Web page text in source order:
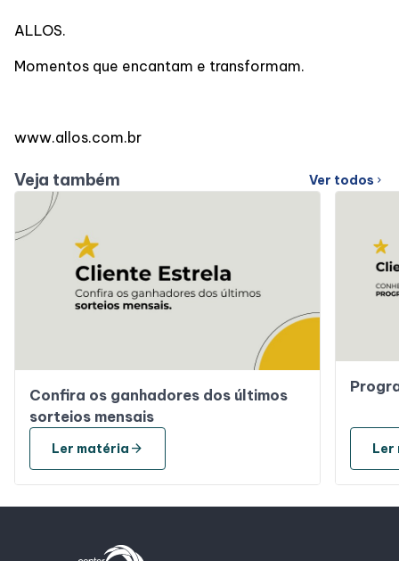
ALLOS.
Momentos que encantam e transformam.
www.allos.com.br
Veja também Ver todos chevron_right
Confira os ganhadores dos últimos
sorteios mensais
Ler matéria arrow_forward